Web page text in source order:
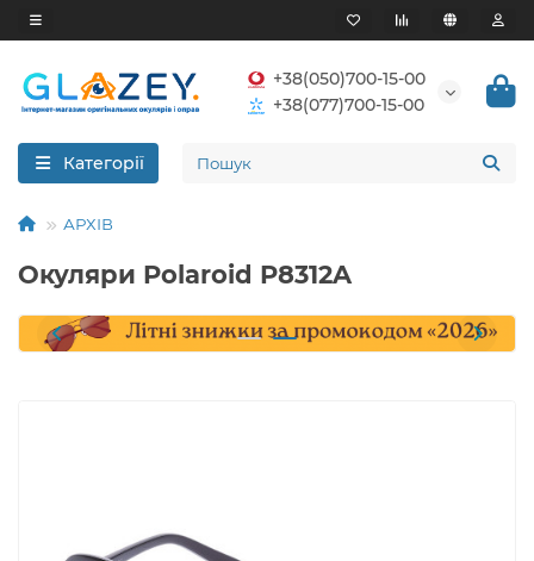
+38(050)700-15-00
+38(077)700-15-00
Категорії
АРХІВ
Окуляри Polaroid P8312A